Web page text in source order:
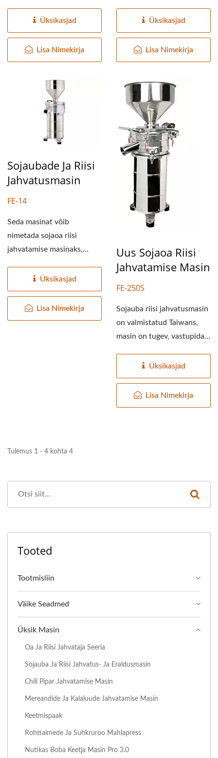
jahvatusmasinaks...
Üksikasjad
Lisa Nimekirja
märgjahvatamise...
Üksikasjad
Lisa Nimekirja
Sojaubade Ja Riisi
Jahvatusmasin
FE-14
Seda masinat võib
nimetada sojaoa riisi
jahvatamise masinaks,
märgjahvatamise...
Üksikasjad
Lisa Nimekirja
Uus Sojaoa Riisi
Jahvatamise Masin
FE-250S
Sojauba riisi jahvatusmasin
on valmistatud Taiwans,
masin on tugev, vastupidav,
Üksikasjad
Lisa Nimekirja
Tulemus 1 - 4 kohta 4
Tooted
Tootmisliin
Väike Seadmed
Üksik Masin
Oa Ja Riisi Jahvataja Seeria
Sojauba Ja Riisi Jahvatus- Ja Eraldusmasin
Chili Pipar Jahvatamise Masin
Mereandide Ja Kalaluude Jahvatamise Masin
Keetmispaak
Rohttaimede Ja Suhkruroo Mahlapress
Nutikas Boba Keetja Masin Pro 3.0